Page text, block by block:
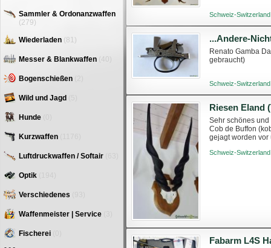
Schweiz-
...Andere-
Renato Gamba
gebraucht)
Schweiz-
Sehr schönes
Cob de Buffon
gejagt worden
Schweiz-
Fabarm L4S
Sammler & Ordonanzwaffen
(279)
Wiederladen (81)
Messer & Blankwaffen (40)
Bogenschießen
Wild und Jagd
Hunde
Kurzwaffen
Luftdruckwaffen / Softair
Optik
Verschiedenes
Waffenmeister | Service
Fischerei